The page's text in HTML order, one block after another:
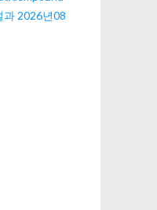
2026년08